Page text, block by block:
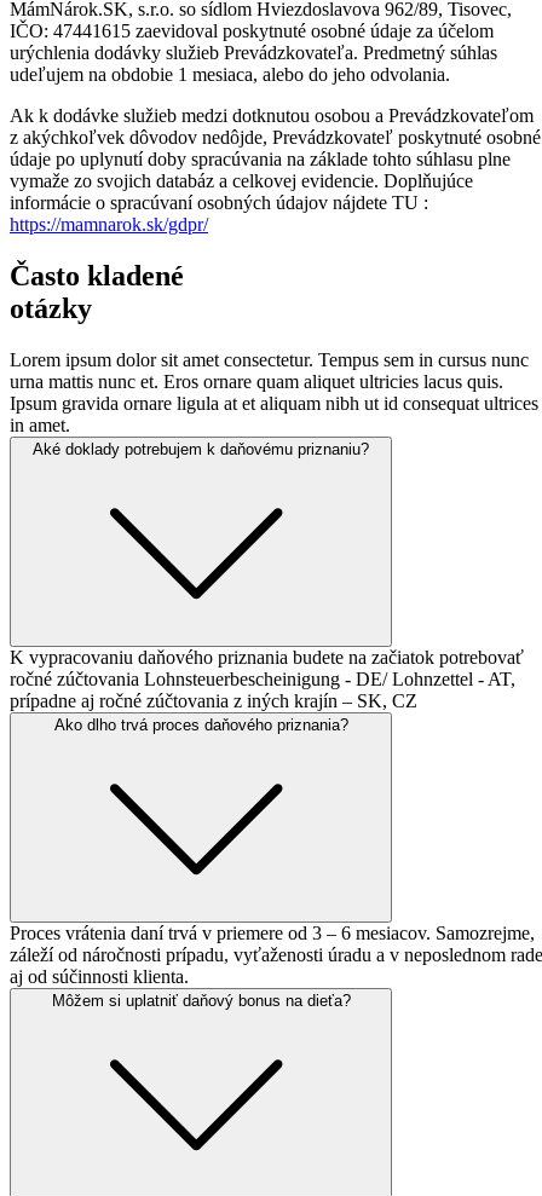
MámNárok.SK, s.r.o. so sídlom Hviezdoslavova 962/89, Tisovec,
IČO: 47441615 zaevidoval poskytnuté osobné údaje za účelom
urýchlenia dodávky služieb Prevádzkovateľa. Predmetný súhlas
udeľujem na obdobie 1 mesiaca, alebo do jeho odvolania.
Ak k dodávke služieb medzi dotknutou osobou a Prevádzkovateľom
z akýchkoľvek dôvodov nedôjde, Prevádzkovateľ poskytnuté osobné
údaje po uplynutí doby spracúvania na základe tohto súhlasu plne
vymaže zo svojich databáz a celkovej evidencie. Doplňujúce
informácie o spracúvaní osobných údajov nájdete TU :
https://mamnarok.sk/gdpr/
Často kladené
otázky
Lorem ipsum dolor sit amet consectetur. Tempus sem in cursus nunc
urna mattis nunc et. Eros ornare quam aliquet ultricies lacus quis.
Ipsum gravida ornare ligula at et aliquam nibh ut id consequat ultrices
in amet.
Aké doklady potrebujem k daňovému priznaniu?
K vypracovaniu daňového priznania budete na začiatok potrebovať
ročné zúčtovania Lohnsteuerbescheinigung - DE/ Lohnzettel - AT,
prípadne aj ročné zúčtovania z iných krajín – SK, CZ
Ako dlho trvá proces daňového priznania?
Proces vrátenia daní trvá v priemere od 3 – 6 mesiacov. Samozrejme,
záleží od náročnosti prípadu, vyťaženosti úradu a v neposlednom rade
aj od súčinnosti klienta.
Môžem si uplatniť daňový bonus na dieťa?